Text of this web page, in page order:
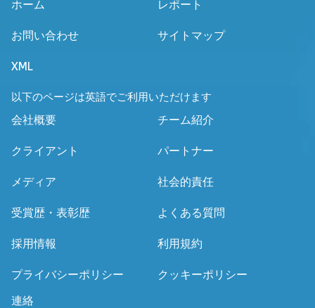
ホーム レポート
お問い合わせ サイトマップ
XML
以下のページは英語でご利用いただけます
会社概要
チーム紹介
クライアント パートナー
メディア 社会的責任
受賞歴・表彰歴 よくある質問
採用情報 利用規約
プライバシーポリシー クッキーポリシー
連絡